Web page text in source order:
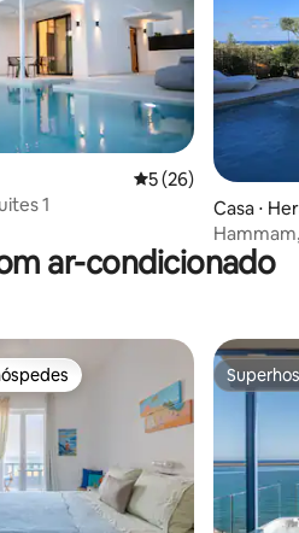
5, 68 avaliações5 de uma avaliação
5 (26)
1
Casa ⋅
casa -
ar-condicionado
preferidos dos hóspedes